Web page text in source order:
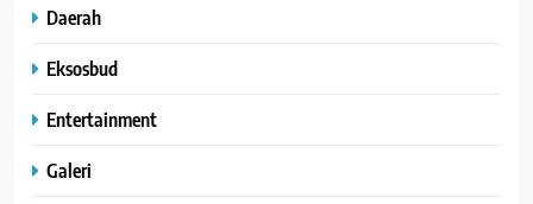
Daerah
Eksosbud
Entertainment
Galeri